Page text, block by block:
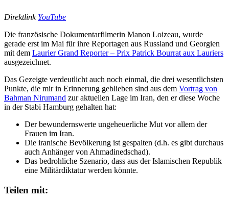
Direktlink YouTube
Die französische Dokumentarfilmerin Manon Loizeau, wurde
gerade erst im Mai für ihre Reportagen aus Russland und Georgien
mit dem Laurier Grand Reporter – Prix Patrick Bourrat aux Lauriers
ausgezeichnet.
Das Gezeigte verdeutlicht auch noch einmal, die drei wesentlichsten
Punkte, die mir in Erinnerung geblieben sind aus dem Vortrag von
Bahman Nirumand zur aktuellen Lage im Iran, den er diese Woche
in der Stabi Hamburg gehalten hat:
Der bewundernswerte ungeheuerliche Mut vor allem der
Frauen im Iran.
Die iranische Bevölkerung ist gespalten (d.h. es gibt durchaus
auch Anhänger von Ahmadinedschad).
Das bedrohliche Szenario, dass aus der Islamischen Republik
eine Militärdiktatur werden könnte.
Teilen mit: